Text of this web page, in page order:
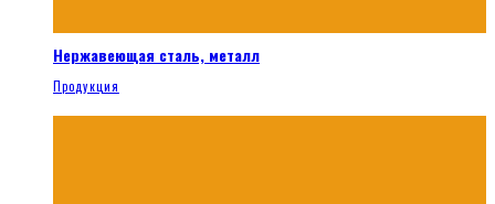
Нержавеющая сталь, металл
Продукция